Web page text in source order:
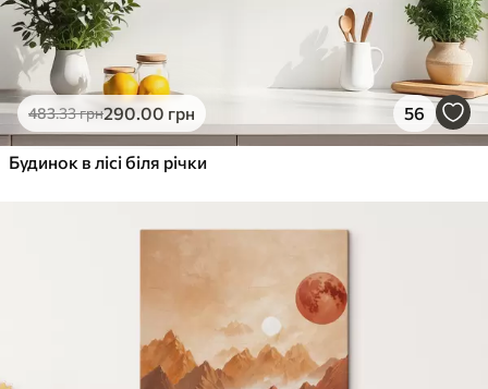
483.33грн290.00 грн 56
Будинок в лісі біля річки